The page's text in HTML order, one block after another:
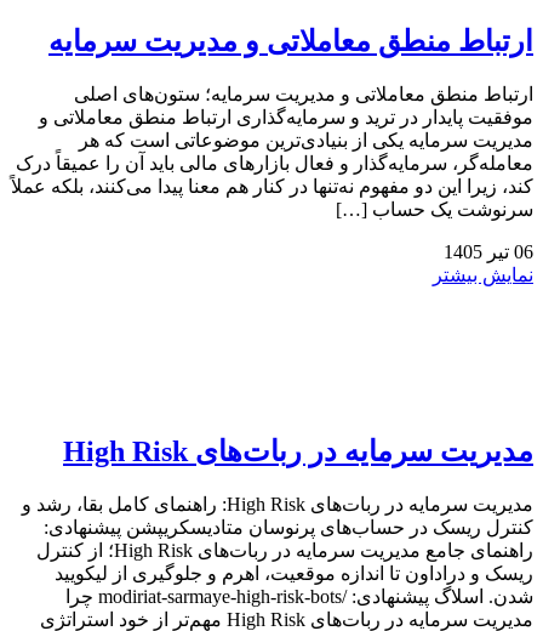
ارتباط منطق معاملاتی و مدیریت سرمایه
ارتباط منطق معاملاتی و مدیریت سرمایه؛ ستون‌های اصلی
موفقیت پایدار در ترید و سرمایه‌گذاری ارتباط منطق معاملاتی و
مدیریت سرمایه یکی از بنیادی‌ترین موضوعاتی است که هر
معامله‌گر، سرمایه‌گذار و فعال بازارهای مالی باید آن را عمیقاً درک
کند، زیرا این دو مفهوم نه‌تنها در کنار هم معنا پیدا می‌کنند، بلکه عملاً
سرنوشت یک حساب […]
06 تیر 1405
نمایش بیشتر
مدیریت سرمایه در ربات‌های High Risk
مدیریت سرمایه در ربات‌های High Risk: راهنمای کامل بقا، رشد و
کنترل ریسک در حساب‌های پرنوسان متادیسکریپشن پیشنهادی:
راهنمای جامع مدیریت سرمایه در ربات‌های High Risk؛ از کنترل
ریسک و دراداون تا اندازه موقعیت، اهرم و جلوگیری از لیکویید
شدن. اسلاگ پیشنهادی: /modiriat-sarmaye-high-risk-bots چرا
مدیریت سرمایه در ربات‌های High Risk مهم‌تر از خود استراتژی